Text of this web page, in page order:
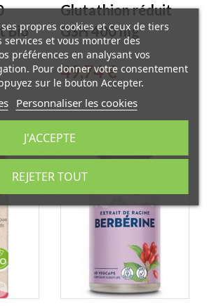
Bio
Glutathion réduit
GSH 400 mg
Planticinal
Prix
49,74 €
propres cookies et ceux de tiers
et vous montrer des
préférences en analysant vos
Pour donner votre consentement
sur le bouton Accepter.
Personnaliser les cookies
REJETER TOUT
J'ACCEPTE